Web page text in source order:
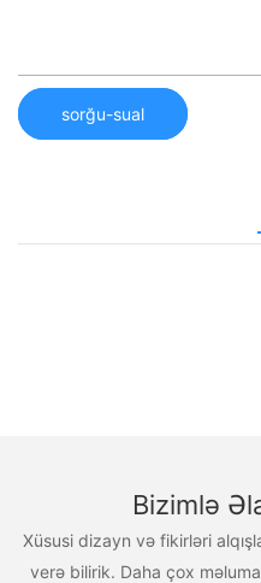
sorğu-sual
Bizimlə
Xüsusi dizayn və fikirləri
verə bilirik. Daha çox